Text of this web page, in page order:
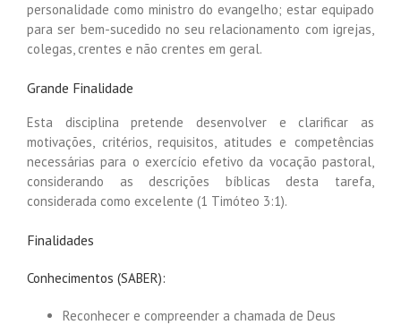
personalidade como ministro do evangelho; estar equipado
para ser bem-sucedido no seu relacionamento com igrejas,
colegas, crentes e não crentes em geral.
Grande Finalidade
Esta disciplina pretende desenvolver e clarificar as
motivações, critérios, requisitos, atitudes e competências
necessárias para o exercício efetivo da vocação pastoral,
considerando as descrições bíblicas desta tarefa,
considerada como excelente (1 Timóteo 3:1).
Finalidades
Conhecimentos (SABER):
Reconhecer e compreender a chamada de Deus